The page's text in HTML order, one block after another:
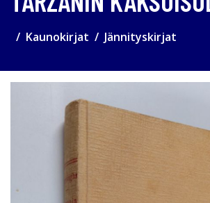
Kaunokirjat Jännityskirjat